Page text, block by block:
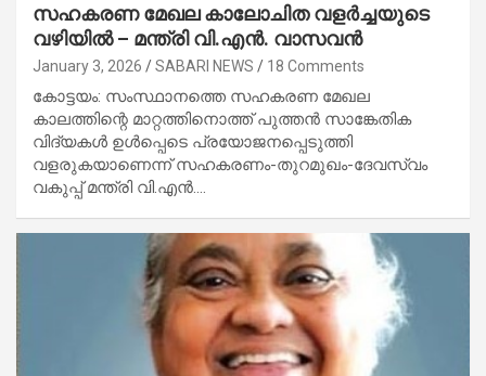
സഹകരണ മേഖല കാലോചിത വളർച്ചയുടെ
വഴിയിൽ – മന്ത്രി വി.എൻ. വാസവൻ
January 3, 2026 SABARI NEWS 18 Comments
കോട്ടയം: സംസ്ഥാനത്തെ സഹകരണ മേഖല
കാലത്തിന്റെ മാറ്റത്തിനൊത്ത് പുത്തൻ സാങ്കേതിക
വിദ്യകൾ ഉൾപ്പെടെ പ്രയോജനപ്പെടുത്തി
വളരുകയാണെന്ന് സഹകരണം-തുറമുഖം-ദേവസ്വം
വകുപ്പ് മന്ത്രി വി.എൻ.…